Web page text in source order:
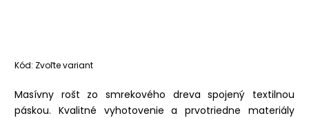
Kód: Zvoľte variant
Masívny rošt zo smrekového dreva spojený textilnou
páskou. Kvalitné vyhotovenie a prvotriedne materiály